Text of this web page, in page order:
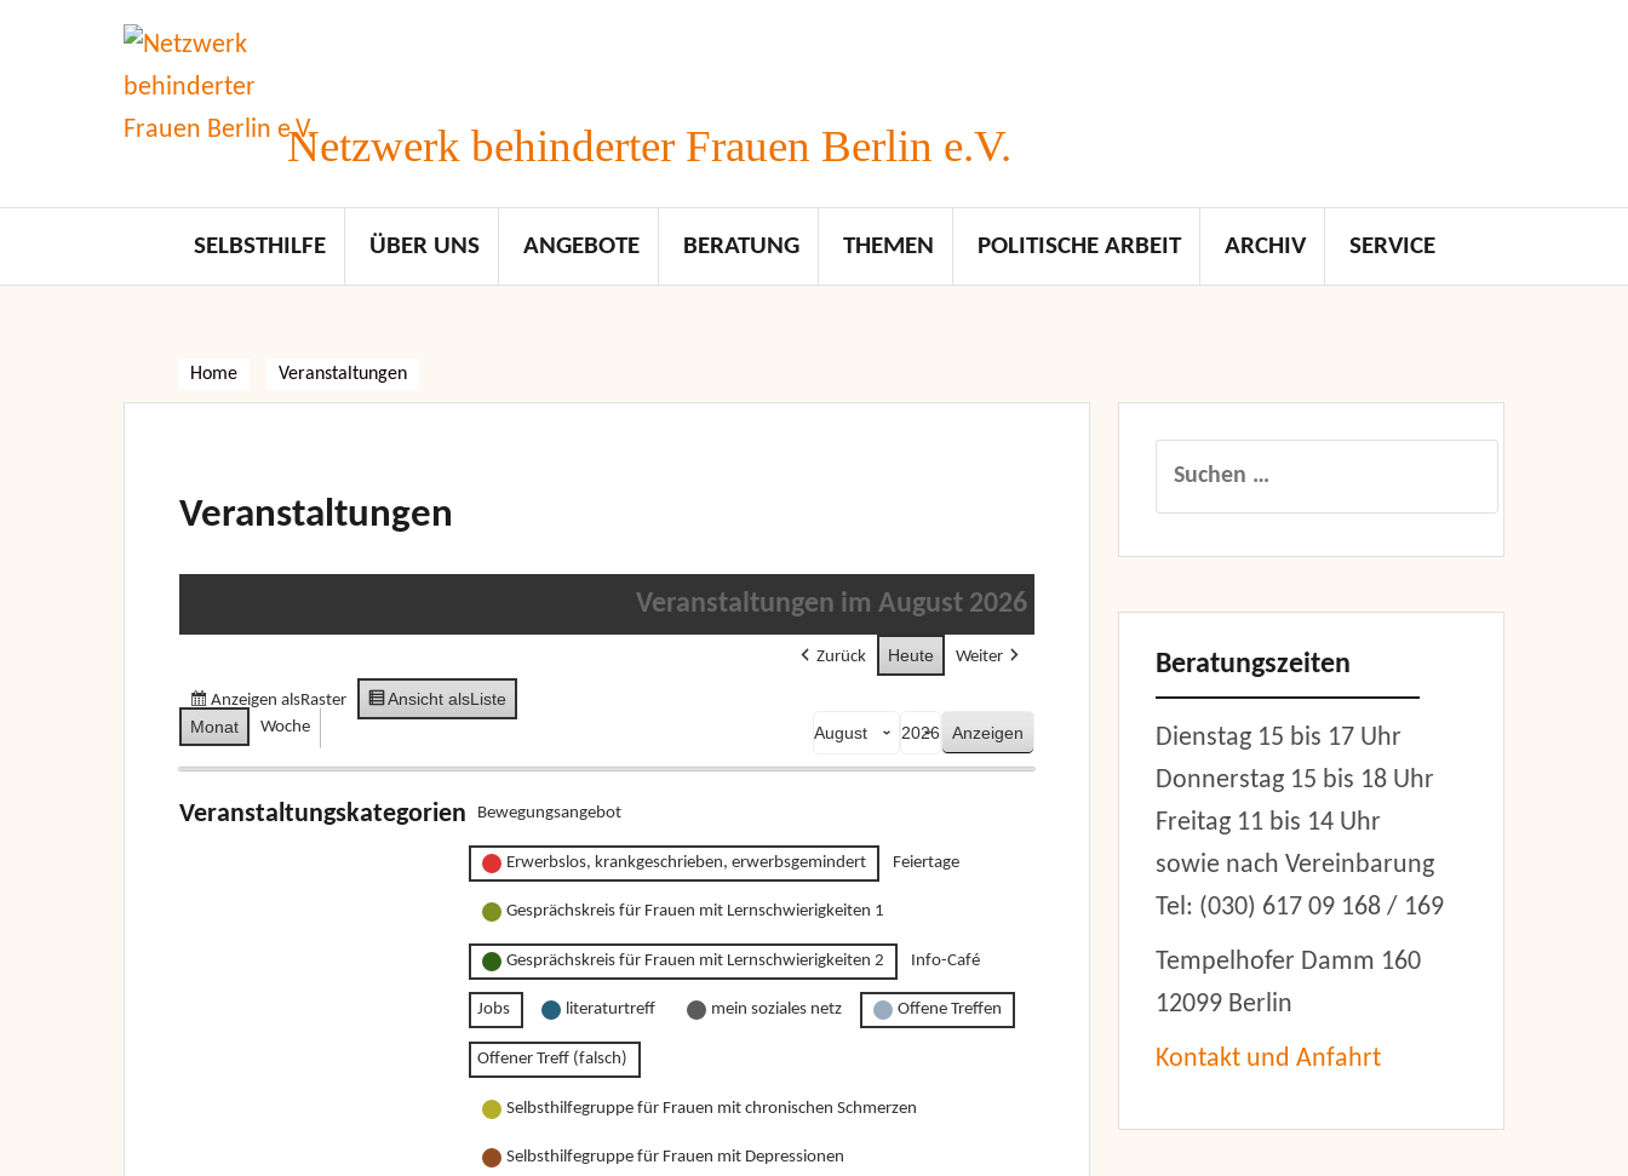
Netzwerk behinderter Frauen Berlin e.V.
SELBSTHILFE ÜBER UNS ANGEBOTE BERATUNG THEMEN POLITISCHE ARBEIT ARCHIV SERVICE
Home Veranstaltungen
Veranstaltungen
Veranstaltungen im August 2026
Anzeigen alsRaster Ansicht alsListe
Monat
Woche
Zurück Heute Weiter
Veranstaltungskategorien Bewegungsangebot
Erwerbslos, krankgeschrieben, erwerbsgemindert Feiertage
Gesprächskreis für Frauen mit Lernschwierigkeiten 1
Gesprächskreis für Frauen mit Lernschwierigkeiten 2 Info-Café
Jobs literaturtreff mein soziales netz Offene Treffen
Offener Treff (falsch)
Selbsthilfegruppe für Frauen mit chronischen Schmerzen
Selbsthilfegruppe für Frauen mit Depressionen
Suchen
Beratungszeiten
Dienstag 15 bis 17 Uhr
Donnerstag 15 bis 18 Uhr
Freitag 11 bis 14 Uhr
sowie nach Vereinbarung
Tel: (030) 617 09 168 / 169
Tempelhofer Damm 160
12099 Berlin
Kontakt und Anfahrt